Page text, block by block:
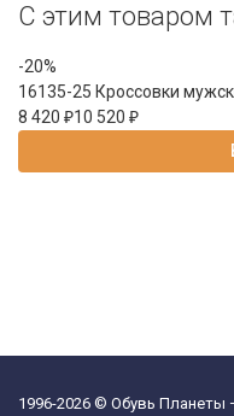
C этим товаром
-20%
16135-25 Кроссовки
8 420 ₽10 520 ₽
1996-2026 © Обувь Планеты